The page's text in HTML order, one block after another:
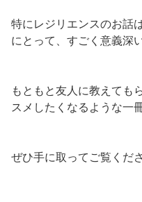
特にレジリエンスのお話
にとって、すごく意義深
もともと友人に教えても
スメしたくなるような一
ぜひ手に取ってご覧くださ